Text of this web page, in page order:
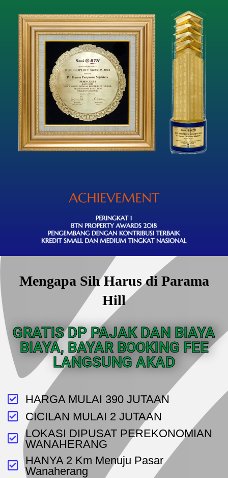
Mengapa Sih Harus di Parama
Hill
GRATIS DP PAJAK DAN BIAYA
BIAYA, BAYAR BOOKING FEE
LANGSUNG AKAD
HARGA MULAI 390 JUTAAN
CICILAN MULAI 2 JUTAAN
LOKASI DIPUSAT PEREKONOMIAN
WANAHERANG
HANYA 2 Km Menuju Pasar
Wanaherang